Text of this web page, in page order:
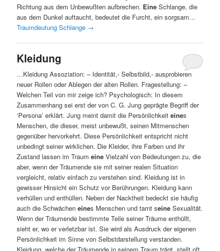
Richtung aus dem Unbewußten aufbrechen. Eine Schlange, die
aus dem Dunkel auftaucht, bedeutet die Furcht, ein sorgsam…
Traumdeutung Schlange →
Kleidung
…Kleidung Assoziation: – Identität,- Selbstbild,- ausprobieren
neuer Rollen oder Ablegen der alten Rollen. Fragestellung: –
Welchen Teil von mir zeige ich? Psychologisch: In diesem
Zusammenhang sei erst der von C. G. Jung geprägte Begriff der
‘Persona’ erklärt. Jung meint damit die Persönlichkeiteines
Menschen, die dieser, meist unbewußt, seinen Mitmenschen
gegenüber hervorkehrt. Diese Persönlichkeit entspricht nicht
unbedingt seiner wirklichen. Die Kleider, ihre Farben und ihr
Zustand lassen im Traumeine Vielzahl von Bedeutungen zu, die
aber, wenn der Träumende sie mit seiner realen Situation
vergleicht, relativ einfach zu verstehen sind. Kleidung ist in
gewisser Hinsicht ein Schutz vor Berührungen. Kleidung kann
verhüllen und enthüllen. Neben der Nacktheit bedeckt sie häufig
auch die Schwächeneines Menschen und tarnt seine Sexualität.
Wenn der Träumende bestimmte Teile seiner Träume enthüllt,
sieht er, wo er verletzbar ist. Sie wird als Ausdruck der eigenen
Persönlichkeit im Sinne von Selbstdarstellung verstanden.